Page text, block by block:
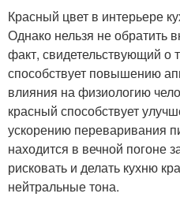
Красный цвет в интерьере
Однако нельзя не обратить
факт, свидетельствующий о
способствует повышению
влияния на физиологию
красный способствует
ускорению переваривания
находится в вечной погоне
рисковать и делать кухню
нейтральные тона.